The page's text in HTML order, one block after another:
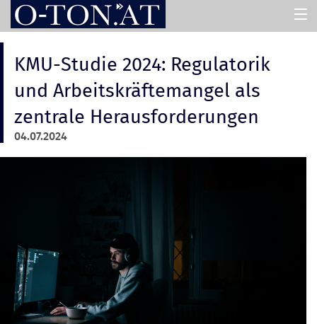
PRESSEMAPPEN
ASSISTENT
KMU-Studie 2024: Regulatorik
und Arbeitskräftemangel als
zentrale Herausforderungen
04.07.2024